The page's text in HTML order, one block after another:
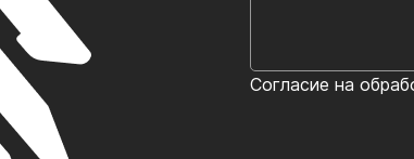
Согласие на